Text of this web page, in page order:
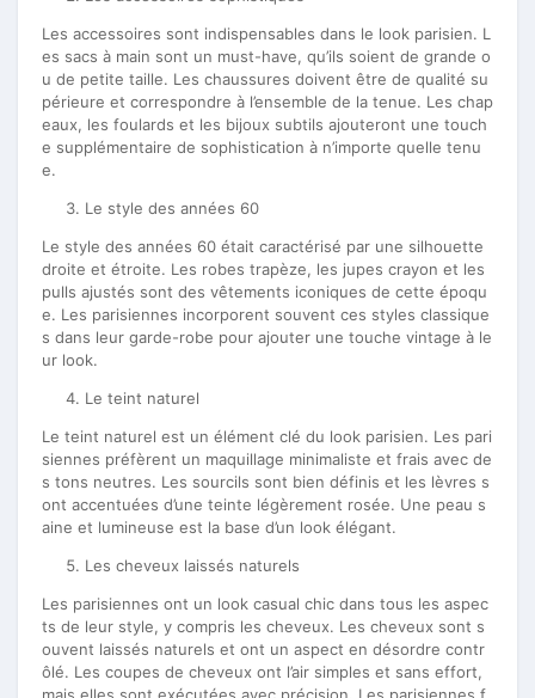
Les accessoires sont indispensables dans le look parisien. L
es sacs à main sont un must-have, qu’ils soient de grande o
u de petite taille. Les chaussures doivent être de qualité su
périeure et correspondre à l’ensemble de la tenue. Les chap
eaux, les foulards et les bijoux subtils ajouteront une touch
e supplémentaire de sophistication à n’importe quelle tenu
e.
Le style des années 60
Le style des années 60 était caractérisé par une silhouette
droite et étroite. Les robes trapèze, les jupes crayon et les
pulls ajustés sont des vêtements iconiques de cette époqu
e. Les parisiennes incorporent souvent ces styles classique
s dans leur garde-robe pour ajouter une touche vintage à le
ur look.
Le teint naturel
Le teint naturel est un élément clé du look parisien. Les pari
siennes préfèrent un maquillage minimaliste et frais avec de
s tons neutres. Les sourcils sont bien définis et les lèvres s
ont accentuées d’une teinte légèrement rosée. Une peau s
aine et lumineuse est la base d’un look élégant.
Les cheveux laissés naturels
Les parisiennes ont un look casual chic dans tous les aspec
ts de leur style, y compris les cheveux. Les cheveux sont s
ouvent laissés naturels et ont un aspect en désordre contr
ôlé. Les coupes de cheveux ont l’air simples et sans effort,
mais elles sont exécutées avec précision. Les parisiennes f